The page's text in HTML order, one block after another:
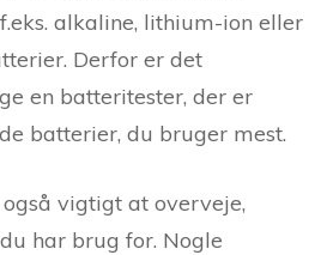
alkaline, lithium-ion eller
Derfor er det
en batteritester, der er
batterier, du bruger mest.
vigtigt at overveje,
har brug for. Nogle